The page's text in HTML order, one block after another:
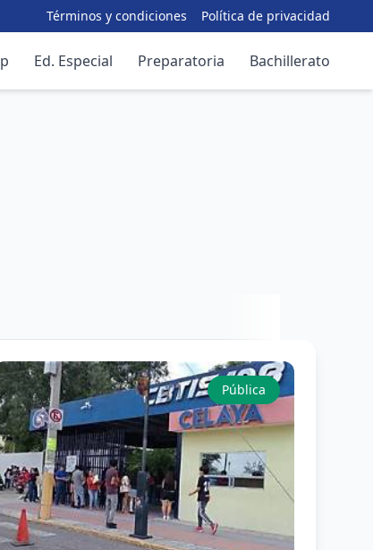
Términos y condiciones Política de privacidad
Ed. Especial Preparatoria Bachillerato
Pública